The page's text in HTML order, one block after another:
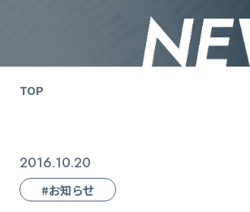
TOP
2016.10.20
#お知らせ